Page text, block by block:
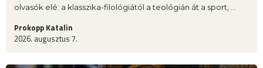
olvasók elé: a klasszika-filológiától a teológián át a sport, ...
Prokopp Katalin
2026. augusztus 7.